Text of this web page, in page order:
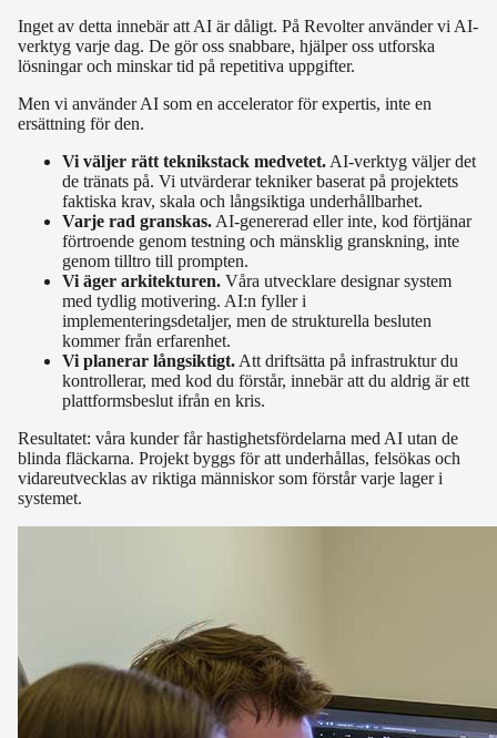
Inget av detta innebär att AI är dåligt. På Revolter använder vi AI-
verktyg varje dag. De gör oss snabbare, hjälper oss utforska
lösningar och minskar tid på repetitiva uppgifter.
Men vi använder AI som en accelerator för expertis, inte en
ersättning för den.
Vi väljer rätt teknikstack medvetet. AI-verktyg väljer det
de tränats på. Vi utvärderar tekniker baserat på projektets
faktiska krav, skala och långsiktiga underhållbarhet.
Varje rad granskas. AI-genererad eller inte, kod förtjänar
förtroende genom testning och mänsklig granskning, inte
genom tilltro till prompten.
Vi äger arkitekturen. Våra utvecklare designar system
med tydlig motivering. AI:n fyller i
implementeringsdetaljer, men de strukturella besluten
kommer från erfarenhet.
Vi planerar långsiktigt. Att driftsätta på infrastruktur du
kontrollerar, med kod du förstår, innebär att du aldrig är ett
plattformsbeslut ifrån en kris.
Resultatet: våra kunder får hastighetsfördelarna med AI utan de
blinda fläckarna. Projekt byggs för att underhållas, felsökas och
vidareutvecklas av riktiga människor som förstår varje lager i
systemet.